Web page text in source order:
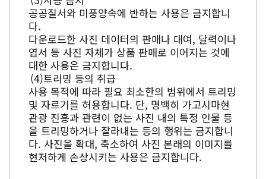
공공질서와 미풍양속에 반하는 사용은 금지합니
다.
다운로드한 사진 데이터의 판매나 대여, 달력이나
엽서 등 사진 자체가 상품 판매로 이어지는 것에
대한 사용은 금지합니다.
트리밍 등의 취급
사용 목적에 따라 필요 최소한의 범위에서 트리밍
및 자르기를 허용합니다. 단, 명백히 가고시마현
관광 진흥과 관련이 없는 사진 내의 특정 인물 등
을 트리밍하거나 잘라내는 등의 행위는 금지합니
다. 사진을 확대, 축소하여 사진 본래의 이미지를
현저하게 손상시키는 사용은 금지합니다.